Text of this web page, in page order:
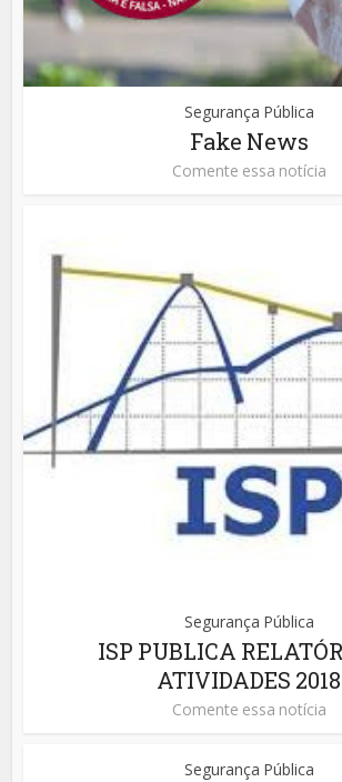
Segurança Pública
Fake News
Comente essa notícia
Segurança Pública
ISP PUBLICA
ATIVIDADES 2018
Comente essa notícia
Segurança Pública